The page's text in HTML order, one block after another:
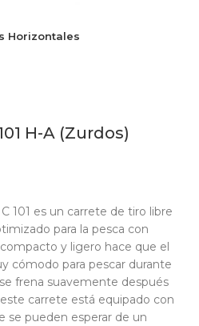
Horizontales
H-A (Zurdos)
101 es un carrete de tiro libre
para la pesca con
y ligero hace que el
cómodo para pescar durante
frena suavemente después
carrete está equipado con
se pueden esperar de un